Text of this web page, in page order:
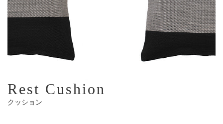
Rest Cushion
クッション